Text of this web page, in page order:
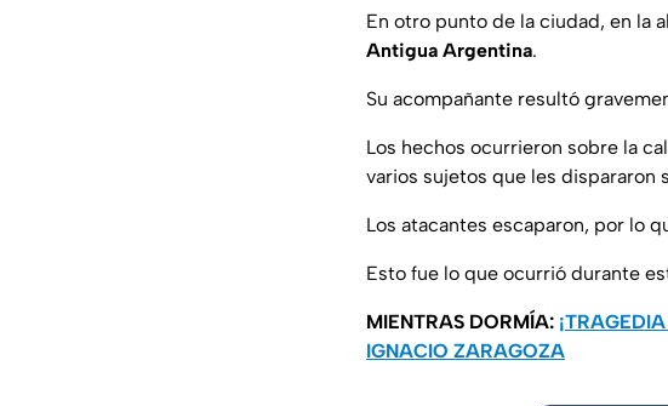
En otro punto de la ciudad, en la
Antigua Argentina.
Su acompañante resultó
Los hechos ocurrieron sobre la
varios sujetos que les dispararon
Los atacantes escaparon, por lo
Esto fue lo que ocurrió durante
MIENTRAS DORMÍA:
IGNACIO ZARAGOZA